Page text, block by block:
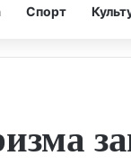
Спорт